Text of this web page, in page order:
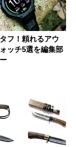
フ！頼れるアウ
ッチ5選を編集部